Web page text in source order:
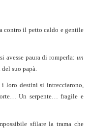
contro il petto caldo e gentile
avesse paura di romperla: un
suo papà.
loro destini si intrecciarono,
Un serpente… fragile e
sfilare la trama che